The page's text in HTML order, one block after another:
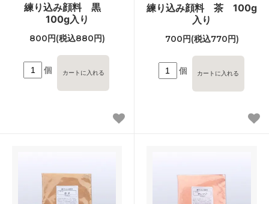
練り込み顔料 黒
100g入り
800円(税込880円)
個
練り込み顔料 茶 100g
入り
700円(税込770円)
個